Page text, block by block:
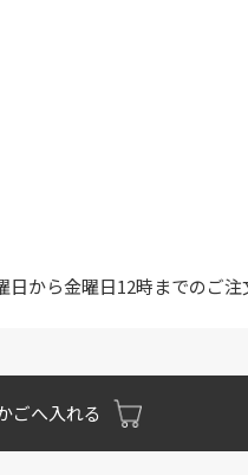
から金曜日12時までのご注
ごへ入れる